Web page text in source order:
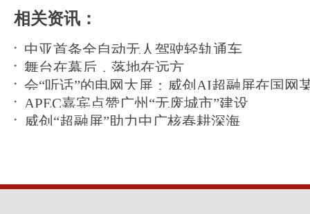
相关资讯：
中亚首条全自动无人驾驶轻轨通车
舞台在幕后，落地在远方
会“听话”的电网大屏：威创AI超融屏在国网
运
APEC嘉宾点赞广州“无废城市”建设
威创“超融屏”助力中广核春耕深海